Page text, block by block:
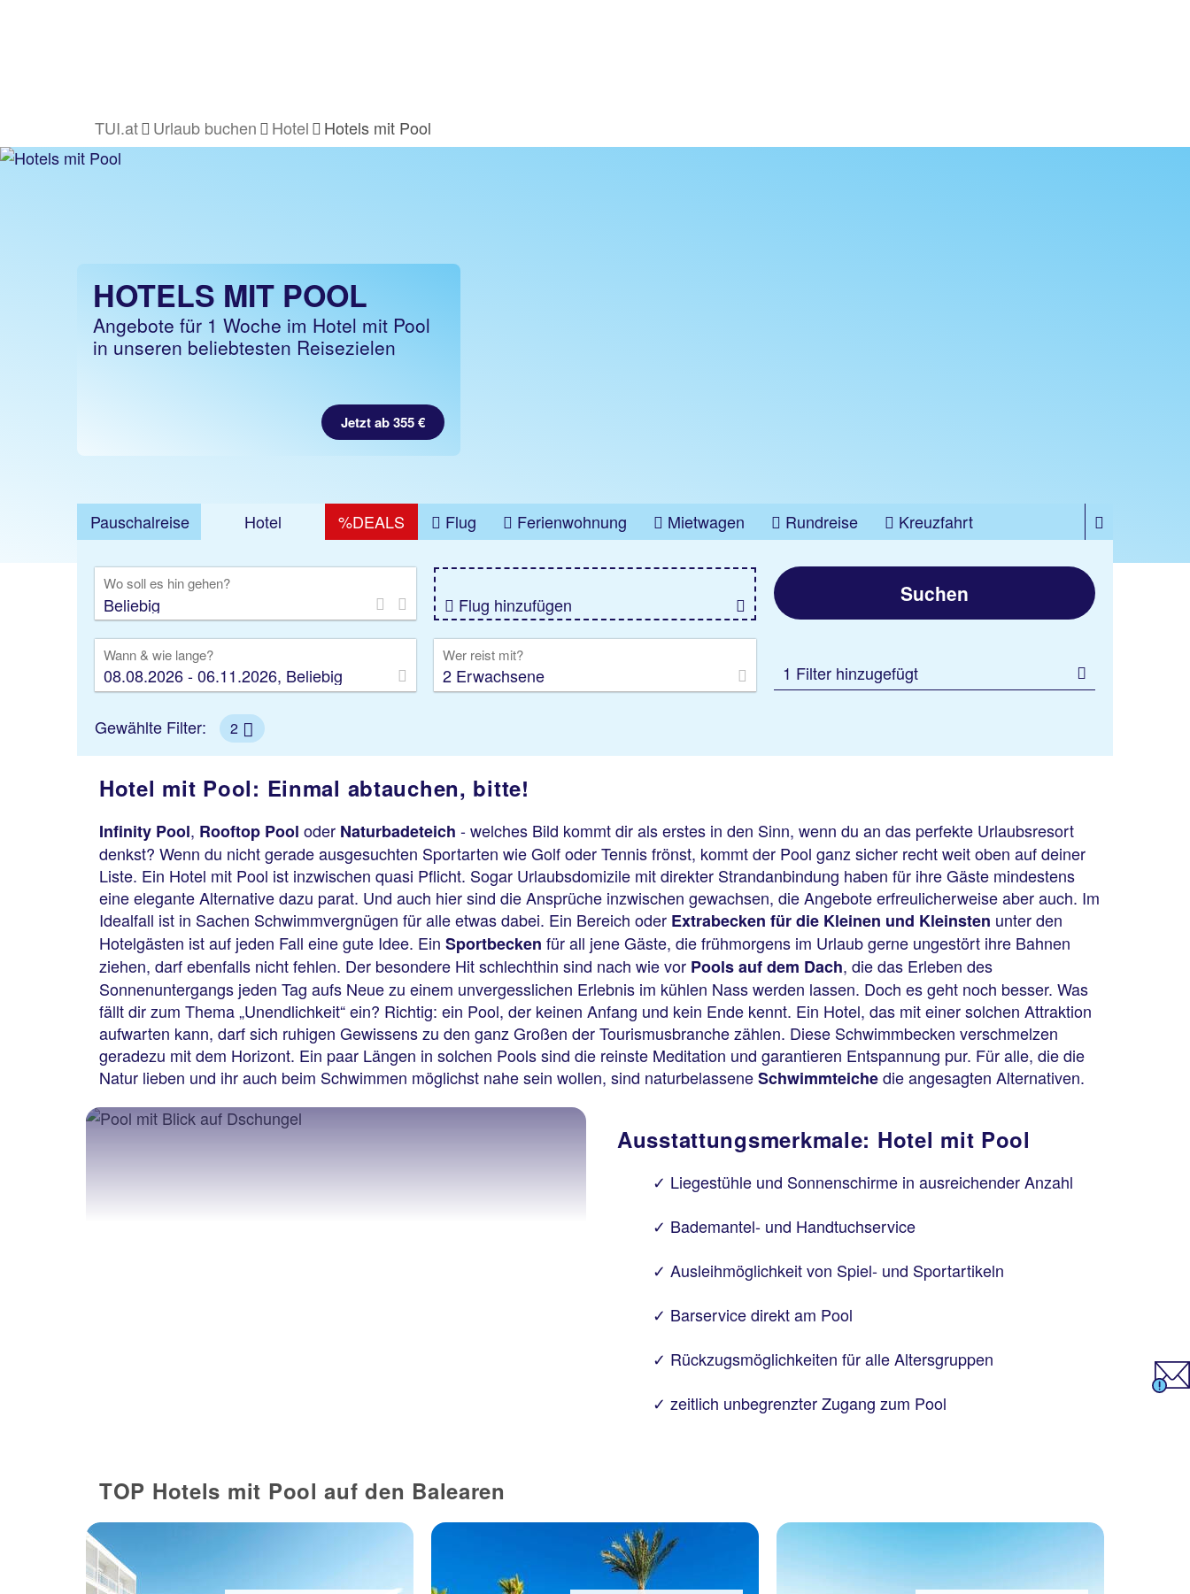
TUI.at Urlaub buchen Hotel Hotels mit Pool
HOTELS MIT POOL
Angebote für 1 Woche im Hotel mit Pool
in unseren beliebtesten Reisezielen
Jetzt ab 355 €
Pauschalreise Hotel %DEALS Flug Ferienwohnung Mietwagen Rundreise
Kreuzfahrt
Wo soll es hin gehen?
Flug hinzufügen
Wann & wie lange?
08.08.2026 - 06.11.2026, Beliebig
Wer reist mit?
2 Erwachsene
Suchen
1 Filter hinzugefügt
Gewählte Filter: 2
Hotel mit Pool: Einmal abtauchen, bitte!
Infinity Pool, Rooftop Pool oder Naturbadeteich - welches Bild kommt dir als erstes in den Sinn, wenn du an das perfekte Urlaubsresort
denkst? Wenn du nicht gerade ausgesuchten Sportarten wie Golf oder Tennis frönst, kommt der Pool ganz sicher recht weit oben auf deiner
Liste. Ein Hotel mit Pool ist inzwischen quasi Pflicht. Sogar Urlaubsdomizile mit direkter Strandanbindung haben für ihre Gäste mindestens
eine elegante Alternative dazu parat. Und auch hier sind die Ansprüche inzwischen gewachsen, die Angebote erfreulicherweise aber auch. Im
Idealfall ist in Sachen Schwimmvergnügen für alle etwas dabei. Ein Bereich oder Extrabecken für die Kleinen und Kleinsten unter den
Hotelgästen ist auf jeden Fall eine gute Idee. Ein Sportbecken für all jene Gäste, die frühmorgens im Urlaub gerne ungestört ihre Bahnen
ziehen, darf ebenfalls nicht fehlen. Der besondere Hit schlechthin sind nach wie vor Pools auf dem Dach, die das Erleben des
Sonnenuntergangs jeden Tag aufs Neue zu einem unvergesslichen Erlebnis im kühlen Nass werden lassen. Doch es geht noch besser. Was
fällt dir zum Thema „Unendlichkeit“ ein? Richtig: ein Pool, der keinen Anfang und kein Ende kennt. Ein Hotel, das mit einer solchen Attraktion
aufwarten kann, darf sich ruhigen Gewissens zu den ganz Großen der Tourismusbranche zählen. Diese Schwimmbecken verschmelzen
geradezu mit dem Horizont. Ein paar Längen in solchen Pools sind die reinste Meditation und garantieren Entspannung pur. Für alle, die die
Natur lieben und ihr auch beim Schwimmen möglichst nahe sein wollen, sind naturbelasseneSchwimmteichedie angesagten Alternativen.
Ausstattungsmerkmale: Hotel mit Pool
Liegestühle und Sonnenschirme in ausreichender Anzahl
Bademantel- und Handtuchservice
Ausleihmöglichkeit von Spiel- und Sportartikeln
Barservice direkt am Pool
Rückzugsmöglichkeiten für alle Altersgruppen
zeitlich unbegrenzter Zugang zum Pool
TOP Hotels mit Pool auf den Balearen